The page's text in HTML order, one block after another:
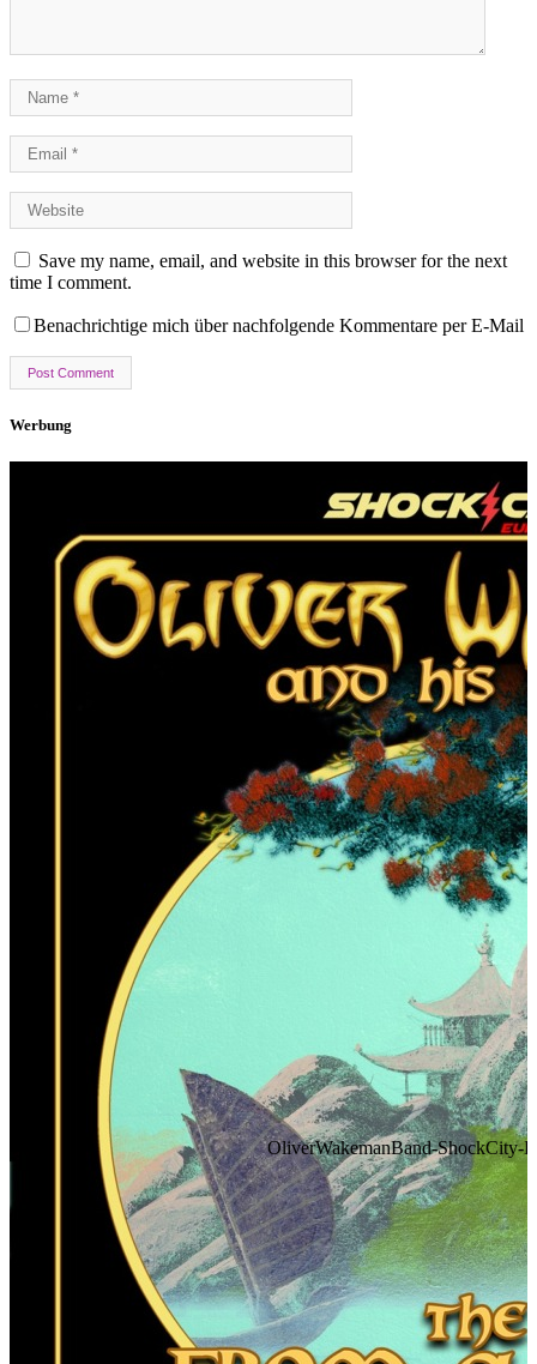
Save my name, email, and website in this browser for the next
time I comment.
Benachrichtige mich über nachfolgende Kommentare per E-Mail
Werbung
OliverWakemanBand-ShockCity-